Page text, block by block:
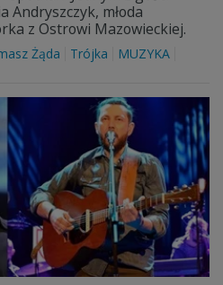
Andryszczyk, młoda
z Ostrowi Mazowieckiej.
Żąda Trójka
MUZYKA